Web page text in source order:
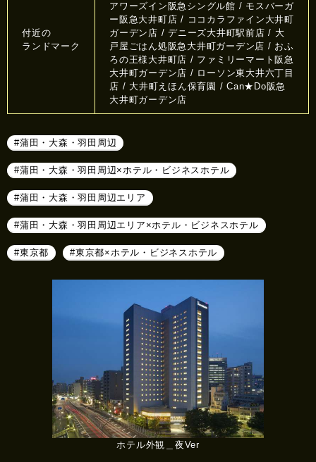
付近の
ランドマーク
アワーズイン阪急シングル館 / モスバーガ
ー阪急大井町店 / ココカラファイン大井町
ガーデン店 / デニーズ大井町駅前店 / 大
戸屋ごはん処阪急大井町ガーデン店 / おふ
ろの王様大井町店 / ファミリーマート阪急
大井町ガーデン店 / ローソン東大井六丁目
店 / 大井町えほん保育園 / Can★Do阪急
大井町ガーデン店
#蒲田・大森・羽田周辺
#蒲田・大森・羽田周辺×ホテル・ビジネスホテル
#蒲田・大森・羽田周辺エリア
#蒲田・大森・羽田周辺エリア×ホテル・ビジネスホテル
#東京都 #東京都×ホテル・ビジネスホテル
ホテル外観＿夜Ver